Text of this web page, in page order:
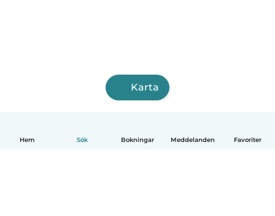
Hem Sök Bokningar Meddelanden Favoriter
Karta